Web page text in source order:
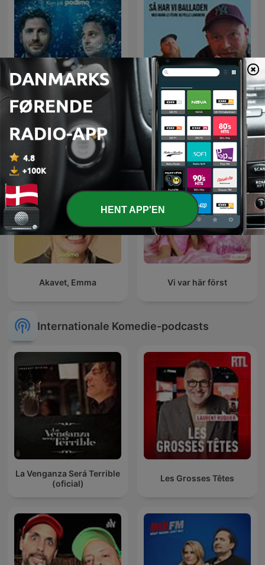
Verdens klogeste land Så har vi balladen
Akavet, Emma Vi var här först
Internationale Komedie-podcasts
La Venganza Será Terrible
(oficial)
Les Grosses Têtes
HENT APP'EN